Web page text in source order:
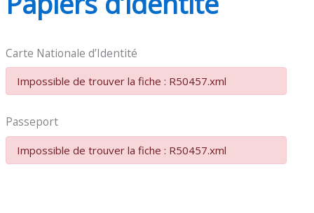
Carte Nationale d’Identité
Impossible de trouver la fiche : R50457.xml
Passeport
Impossible de trouver la fiche : R50457.xml